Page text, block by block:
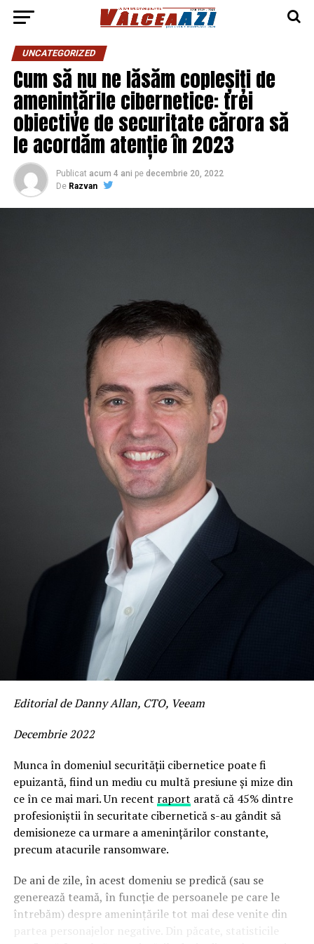
UNCATEGORIZED
Cum să nu ne lăsăm copleșiți de
amenințările cibernetice: trei
obiective de securitate cărora să
le acordăm atenție în 2023
Publicat acum 4 ani pe decembrie 20, 2022
De Razvan
Editorial de Danny Allan, CTO, Veeam
Decembrie 2022
Munca în domeniul securității cibernetice poate fi
epuizantă, fiind un mediu cu multă presiune și mize din
ce în ce mai mari. Un recent raport arată că 45% dintre
profesioniștii în securitate cibernetică s-au gândit să
demisioneze ca urmare a amenințărilor constante,
precum atacurile ransomware.
De ani de zile, în acest domeniu se predică (sau se
generează teamă, în funcție de persoanele pe care le
întrebăm) despre amenințările tot mai dese venite din